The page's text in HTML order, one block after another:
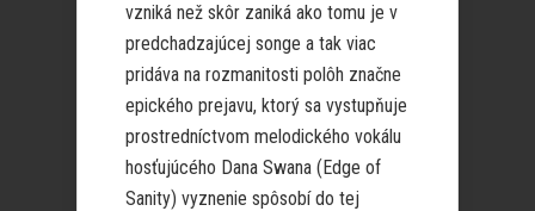
vzniká než skôr zaniká ako tomu je v
predchadzajúcej songe a tak viac
pridáva na rozmanitosti polôh značne
epického prejavu, ktorý sa vystupňuje
prostredníctvom melodického vokálu
hosťujúcého Dana Swana (Edge of
Sanity) vyznenie spôsobí do tej